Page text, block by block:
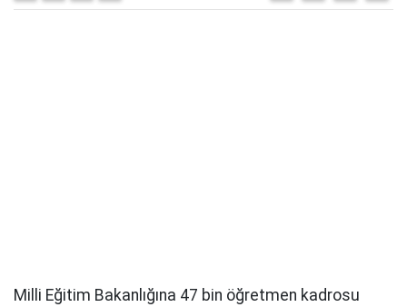
Milli Eğitim Bakanlığına 47 bin öğretmen kadrosu